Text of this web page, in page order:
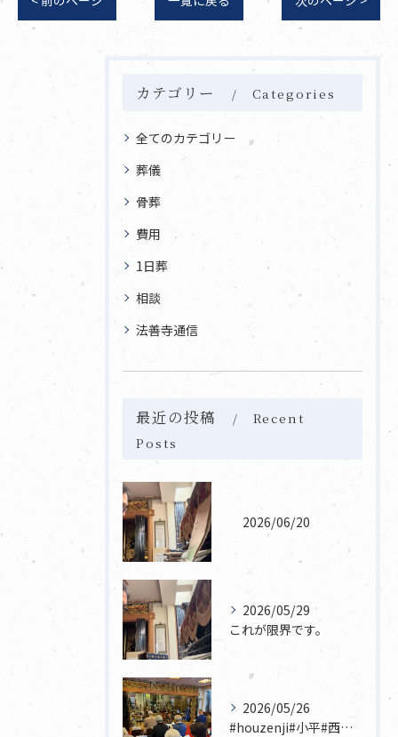
カテゴリー Categories
全てのカテゴリー
葬儀
骨葬
費用
1日葬
相談
法善寺通信
最近の投稿
Recent
Posts
2026/06/20
2026/05/29
これが限界です。
2026/05/26
#houzenji#小平#西東京市#東村山#立川市国分寺市寺...